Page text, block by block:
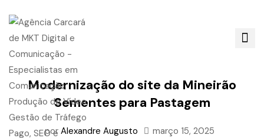
Modernização do site da Mineirão
Sementes para Pastagem
por Alexandre Augusto
março 15, 2025